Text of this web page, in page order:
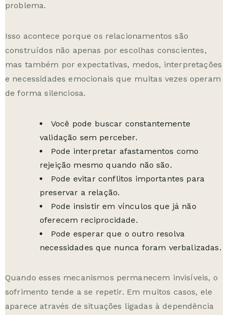
problema.
Isso acontece porque os relacionamentos são
construídos não apenas por escolhas conscientes,
mas também por expectativas, medos, interpretações
e necessidades emocionais que muitas vezes operam
de forma silenciosa.
Você pode buscar constantemente
validação sem perceber.
Pode interpretar afastamentos como
rejeição mesmo quando não são.
Pode evitar conflitos importantes para
preservar a relação.
Pode insistir em vínculos que já não
oferecem reciprocidade.
Pode esperar que o outro resolva
necessidades que nunca foram verbalizadas.
Quando esses mecanismos permanecem invisíveis, o
sofrimento tende a se repetir. Em muitos casos, ele
aparece através de situações ligadas àdependência